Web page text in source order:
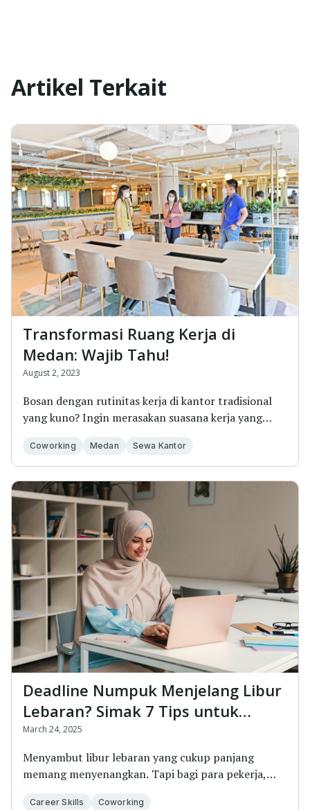
Artikel Terkait
Transformasi Ruang Kerja di
Medan: Wajib Tahu!
August 2, 2023
Bosan dengan rutinitas kerja di kantor tradisional
yang kuno? Ingin merasakan suasana kerja yang
Coworking Medan Sewa Kantor
Deadline Numpuk Menjelang Libur
Lebaran? Simak 7 Tips untuk
Mengatasinya!
March 24, 2025
Menyambut libur lebaran yang cukup panjang
memang menyenangkan. Tapi bagi para pekerja,
Career Skills Coworking